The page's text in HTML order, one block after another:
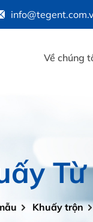
Về chúng
Khuấy trộn